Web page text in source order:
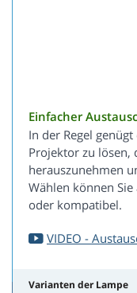
Einfacher
In der Regel
Projektor zu lösen,
herauszunehmen
Wählen können
oder kompatibel.
VIDEO -
Varianten der Lampe